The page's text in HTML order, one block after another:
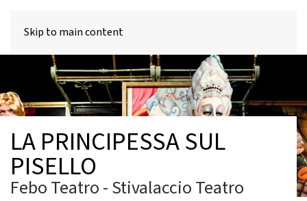
Skip to main content
LA PRINCIPESSA SUL
PISELLO
Febo Teatro - Stivalaccio Teatro